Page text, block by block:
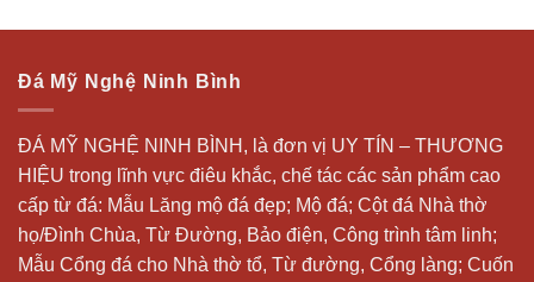
Đá Mỹ Nghệ Ninh Bình
ĐÁ MỸ NGHỆ NINH BÌNH, là đơn vị UY TÍN – THƯƠNG
HIỆU trong lĩnh vực điêu khắc, chế tác các sản phẩm cao
cấp từ đá: Mẫu Lăng mộ đá đẹp; Mộ đá; Cột đá Nhà thờ
họ/Đình Chùa, Từ Đường, Bảo điện, Công trình tâm linh;
Mẫu Cổng đá cho Nhà thờ tổ, Từ đường, Cổng làng; Cuốn